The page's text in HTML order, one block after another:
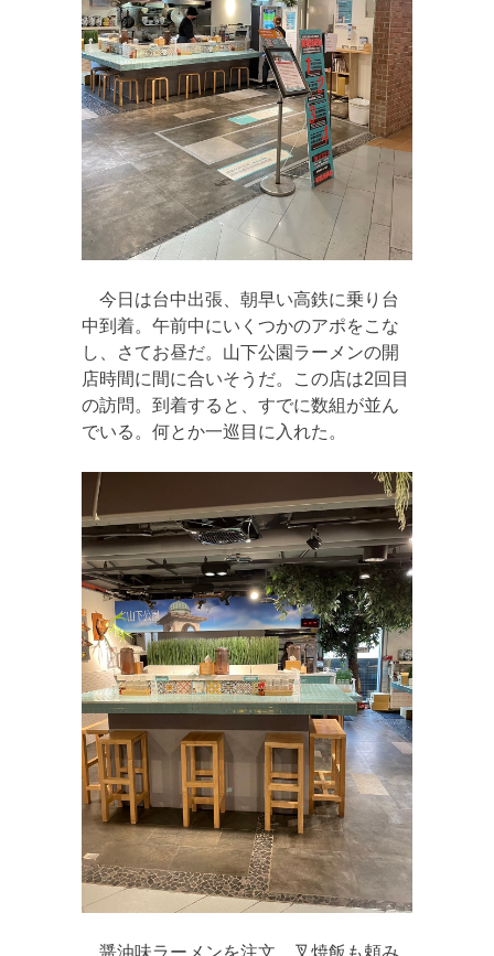
今日は台中出張、朝早い高鉄に乗り台
中到着。午前中にいくつかのアポをこな
し、さてお昼だ。山下公園ラーメンの開
店時間に間に合いそうだ。この店は2回目
の訪問。到着すると、すでに数組が並ん
でいる。何とか一巡目に入れた。
醤油味ラーメンを注文、叉焼飯も頼み